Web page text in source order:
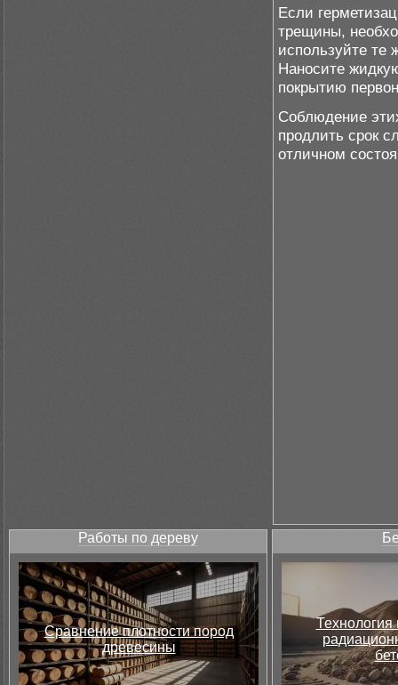
Если
трещины,
используйте те
Наносите
покрытию
Соблюдение
продлить срок
отличном
Работы по дереву
Сравнение плотности пород
древесины
Технология